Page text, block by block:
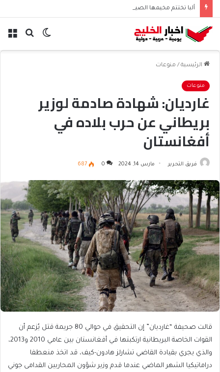
ألبا تختتم مخيمها الصيفي لطلاب البحرين
بحث الوضع
الرئيسية / منوعات
منوعات
غارديان: شهادة صادمة لوزير
بريطاني عن حرب بلاده في
أفغانستان
فريق التحرير مارس 14, 2024 0
687
قالت صحيفة “غارديان” إن التحقيق في حوالي 80 جريمة قتل يُزعم أن
القوات الخاصة البريطانية ارتكبتها في أفغانستان بين عامي 2010 و2013،
والذي يجري بقيادة القاضي تشارلز هادون-كيف، قد اتخذ منعطفا
دراماتيكيا الشهر الماضي عندما قدم وزير شؤون المحاربين القدامى جوني